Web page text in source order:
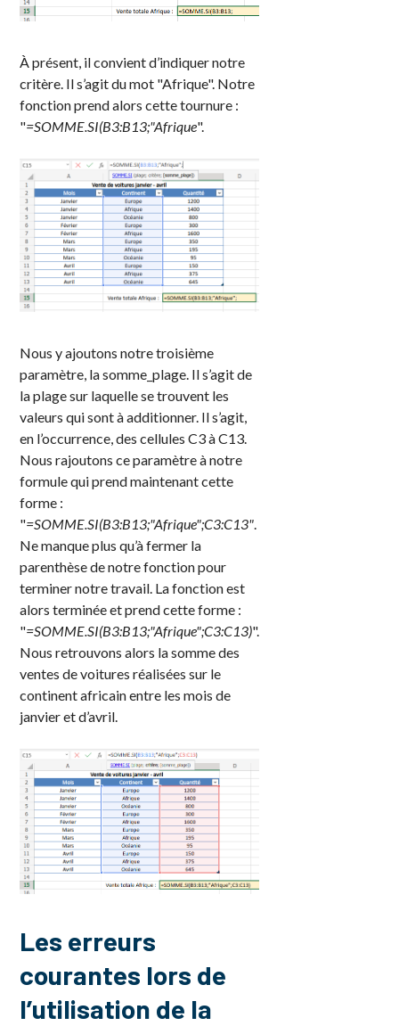
À présent, il convient d’indiquer notre
critère. Il s’agit du mot "Afrique". Notre
fonction prend alors cette tournure :
"=SOMME.SI(B3:B13;"Afrique".
Nous y ajoutons notre troisième
paramètre, la somme_plage. Il s’agit de
la plage sur laquelle se trouvent les
valeurs qui sont à additionner. Il s’agit,
en l’occurrence, des cellules C3 à C13.
Nous rajoutons ce paramètre à notre
formule qui prend maintenant cette
forme :
"=SOMME.SI(B3:B13;"Afrique";C3:C13".
Ne manque plus qu’à fermer la
parenthèse de notre fonction pour
terminer notre travail. La fonction est
alors terminée et prend cette forme :
"=SOMME.SI(B3:B13;"Afrique";C3:C13)".
Nous retrouvons alors la somme des
ventes de voitures réalisées sur le
continent africain entre les mois de
janvier et d’avril.
Les erreurs
courantes lors de
l’utilisation de la